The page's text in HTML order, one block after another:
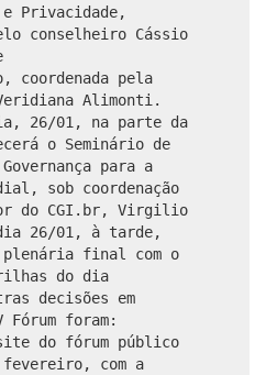
e Privacidade,
conselheiro Cássio
coordenada pela
Alimonti.
26/01, na parte da
o Seminário de
para a
sob coordenação
do CGI.br, Virgilio
26/01, à tarde,
plenária final com o
do dia
decisões em
foram:
do fórum público
com a